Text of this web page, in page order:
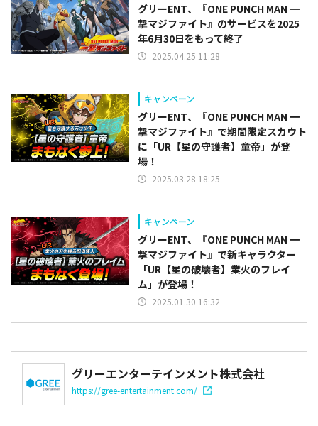
グリーENT、『ONE PUNCH MAN 一
撃マジファイト』のサービスを2025
年6月30日をもって終了
2025.04.25 11:28
キャンペーン
グリーENT、『ONE PUNCH MAN 一
撃マジファイト』で期間限定スカウト
に「UR【星の守護者】童帝」が登
場！
2025.03.28 18:25
キャンペーン
グリーENT、『ONE PUNCH MAN 一
撃マジファイト』で新キャラクター
「UR【星の破壊者】業火のフレイ
ム」が登場！
2025.01.30 16:32
グリーエンターテインメント株式会社
https://gree-entertainment.com/